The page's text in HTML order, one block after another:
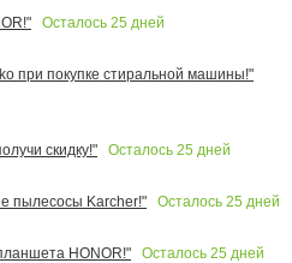
Осталось 25 дней
при покупке стиральной машины!"
скидку!"
Осталось 25 дней
пылесосы Karcher!"
Осталось 25 дней
HONOR!"
Осталось 25 дней